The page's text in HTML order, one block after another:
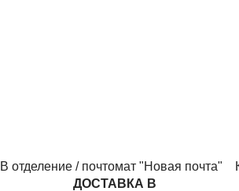
В отделение / почтомат "Новая почта"
ДОСТАВКА В